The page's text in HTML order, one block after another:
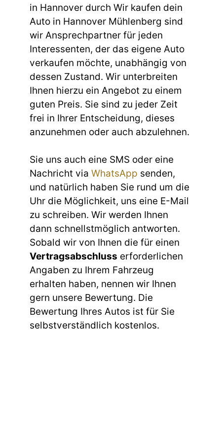
in Hannover durch Wir kaufen dein
Auto in Hannover Mühlenberg sind
wir Ansprechpartner für jeden
Interessenten, der das eigene Auto
verkaufen möchte, unabhängig von
dessen Zustand. Wir unterbreiten
Ihnen hierzu ein Angebot zu einem
guten Preis. Sie sind zu jeder Zeit
frei in Ihrer Entscheidung, dieses
anzunehmen oder auch abzulehnen.
Sie uns auch eine SMS oder eine
Nachricht via WhatsApp senden,
und natürlich haben Sie rund um die
Uhr die Möglichkeit, uns eine E-Mail
zu schreiben. Wir werden Ihnen
dann schnellstmöglich antworten.
Sobald wir von Ihnen die für einen
Vertragsabschluss erforderlichen
Angaben zu Ihrem Fahrzeug
erhalten haben, nennen wir Ihnen
gern unsere Bewertung. Die
Bewertung Ihres Autos ist für Sie
selbstverständlich kostenlos.